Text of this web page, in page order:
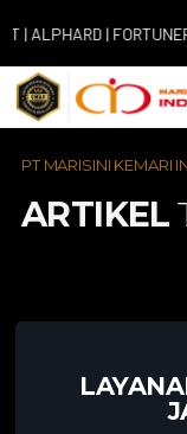
| FORTUNER |
PT MARISINI KEMARI
ARTIKEL